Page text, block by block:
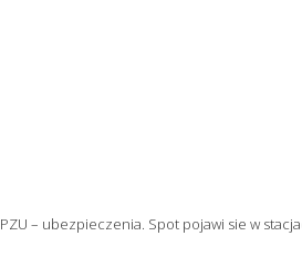
– ubezpieczenia. Spot pojawi sie w